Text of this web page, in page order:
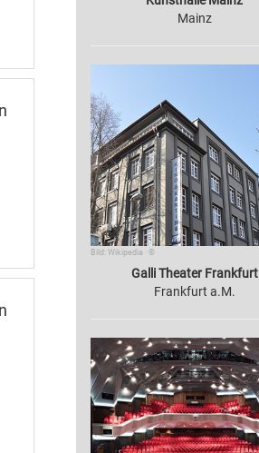
Mainz
Bild: Wikipedia · ©
Galli Theater Frankfurt
Frankfurt a.M.